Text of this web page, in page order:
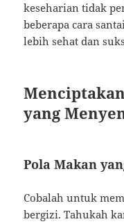
keseharian tidak
beberapa cara
lebih sehat dan
yang
Pola Makan
Cobalah untuk
bergizi. Tahukah